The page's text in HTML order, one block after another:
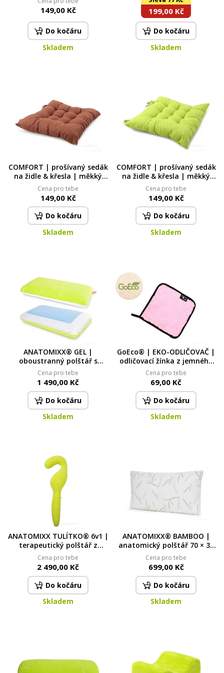
× 35 cm
149,00 Kč
Do kočáru
Skladem
mikrovlákna | na odstranění
make-upu | 20 × 20 cm
199,00 Kč
Do kočáru
Skladem
COMFORT | prošívaný sedák
na židle & křesla | měkký
sedák s vázáním | hnědý |
35 × 35 cm
Cena pro tebe
149,00 Kč
Do kočáru
Skladem
COMFORT | prošívaný sedák
na židle & křesla | měkký
sedák s vázáním | zelený |
35 × 35 cm
Cena pro tebe
149,00 Kč
Do kočáru
Skladem
ANATOMIXX® GEL |
oboustranný polštář s
chladivou gelovou vrstvou |
pro komfortní spánek
Cena pro tebe
1 490,00 Kč
Do kočáru
Skladem
GoEco® | EKO-ODLIČOVAČ |
odličovací žínka z jemného
mikrovlákna | na odstranění
make-upu | 20 × 20 cm
Cena pro tebe
69,00 Kč
Do kočáru
Skladem
ANATOMIXX TULÍTKO® 6v1 |
terapeutický polštář z
paměťové pěny | relaxační &
polohovací pomůcka
Cena pro tebe
2 490,00 Kč
Do kočáru
Skladem
ANATOMIXX® BAMBOO |
anatomický polštář 70 × 38
× 13 cm | drcená paměťová
pěna & potah s
bambusovým vláknem
Cena pro tebe
699,00 Kč
Do kočáru
Skladem